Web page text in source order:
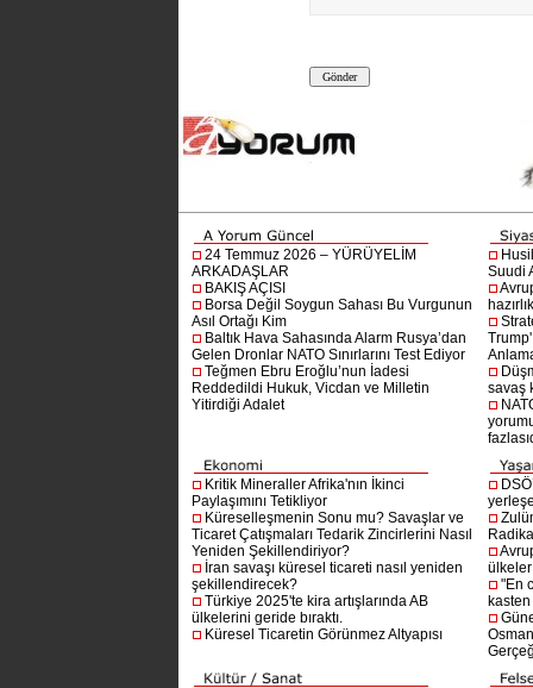
24 Temmuz 2026 – YÜRÜYELİM
ARKADAŞLAR
BAKIŞ AÇISI
Borsa Değil Soygun Sahası Bu Vurgunun
Asıl Ortağı Kim
Baltık Hava Sahasında Alarm Rusya’dan
Gelen Dronlar NATO Sınırlarını Test Ediyor
Teğmen Ebru Eroğlu’nun İadesi
Reddedildi Hukuk, Vicdan ve Milletin
Yitirdiği Adalet
Suudi
savaş
Kritik Mineraller Afrika'nın İkinci
Paylaşımını Tetikliyor
Küreselleşmenin Sonu mu? Savaşlar ve
Ticaret Çatışmaları Tedarik Zincirlerini Nasıl
Yeniden Şekillendiriyor?
İran savaşı küresel ticareti nasıl yeniden
şekillendirecek?
Türkiye 2025'te kira artışlarında AB
ülkelerini geride bıraktı.
Küresel Ticaretin Görünmez Altyapısı
"En